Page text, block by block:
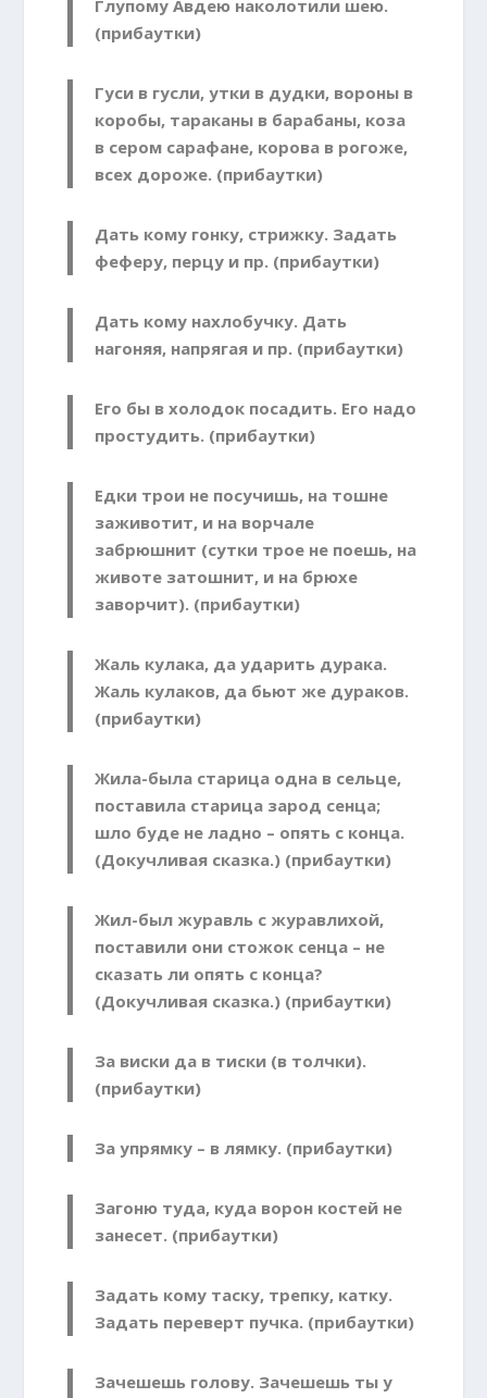
Глупому Авдею наколотили шею.
(прибаутки)
Гуси в гусли, утки в дудки, вороны в
коробы, тараканы в барабаны, коза
в сером сарафане, корова в рогоже,
всех дороже. (прибаутки)
Дать кому гонку, стрижку. Задать
феферу, перцу и пр. (прибаутки)
Дать кому нахлобучку. Дать
нагоняя, напрягая и пр. (прибаутки)
Его бы в холодок посадить. Его надо
простудить. (прибаутки)
Едки трои не посучишь, на тошне
заживотит, и на ворчале
забрюшнит (сутки трое не поешь, на
животе затошнит, и на брюхе
заворчит). (прибаутки)
Жаль кулака, да ударить дурака.
Жаль кулаков, да бьют же дураков.
(прибаутки)
Жила-была старица одна в сельце,
поставила старица зарод сенца;
шло буде не ладно – опять с конца.
(Докучливая сказка.) (прибаутки)
Жил-был журавль с журавлихой,
поставили они стожок сенца – не
сказать ли опять с конца?
(Докучливая сказка.) (прибаутки)
За виски да в тиски (в толчки).
(прибаутки)
За упрямку – в лямку. (прибаутки)
Загоню туда, куда ворон костей не
занесет. (прибаутки)
Задать кому таску, трепку, катку.
Задать переверт пучка. (прибаутки)
Зачешешь голову. Зачешешь ты у